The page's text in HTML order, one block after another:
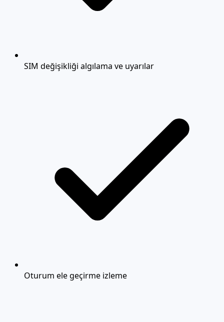
SIM değişikliği algılama ve uyarılar
Oturum ele geçirme izleme